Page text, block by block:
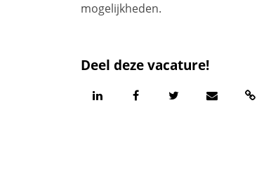
mogelijkheden.
Deel deze vacature!